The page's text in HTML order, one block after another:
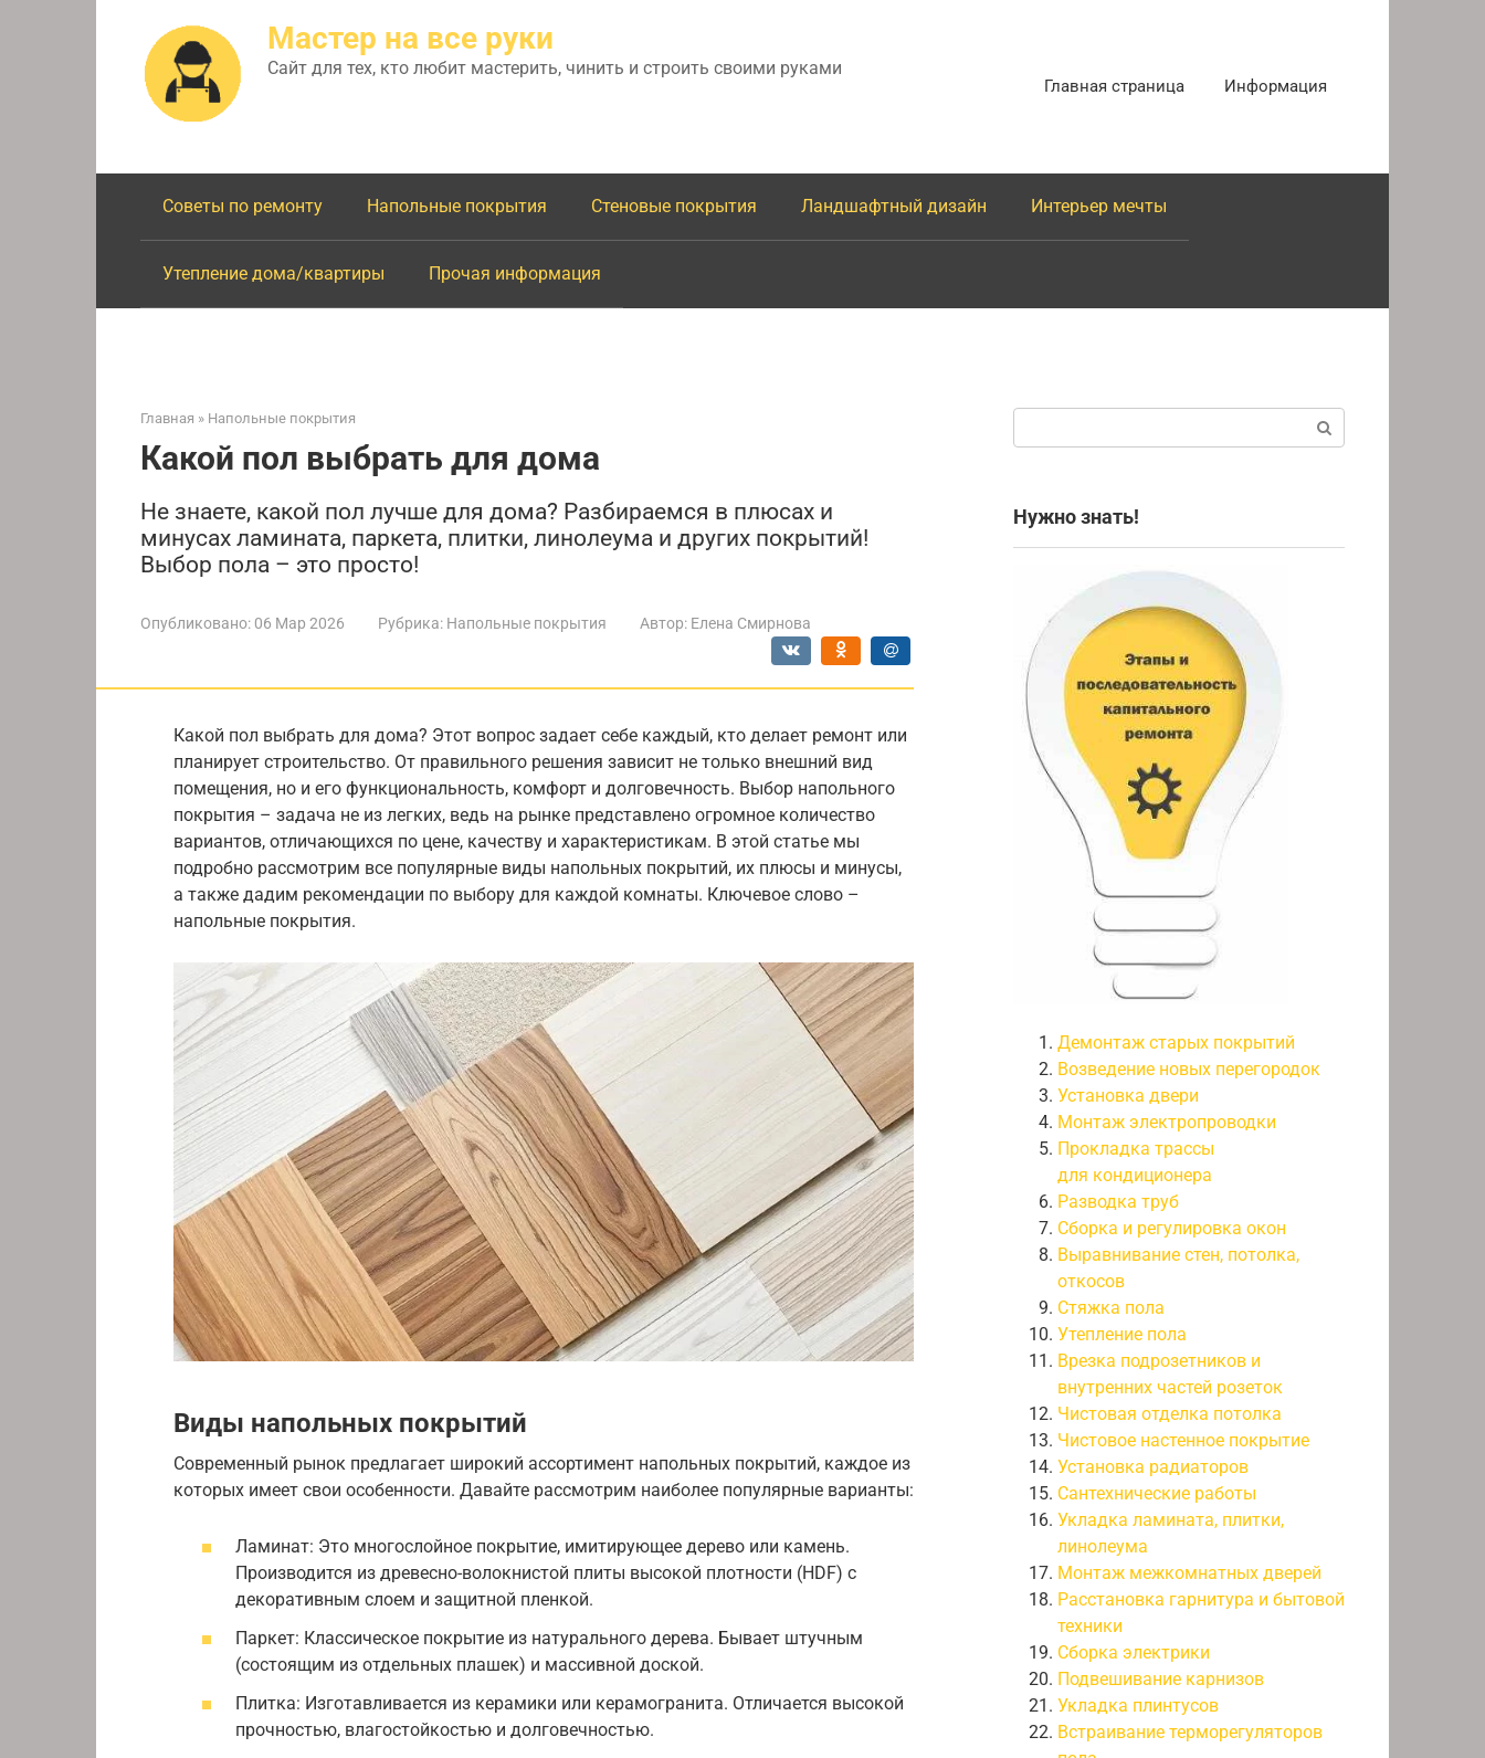
Мастер на все руки
Сайт для тех, кто любит мастерить, чинить и строить своими руками
Главная страница Информация
Советы по ремонту Напольные покрытия Стеновые покрытия Ландшафтный дизайн Интерьер мечты
Утепление дома/квартиры Прочая информация
Главная » Напольные покрытия
Какой пол выбрать для дома
Не знаете, какой пол лучше для дома? Разбираемся в плюсах и
минусах ламината, паркета, плитки, линолеума и других покрытий!
Выбор пола – это просто!
Опубликовано: 06 Мар 2026 Рубрика: Напольные покрытия Автор: Елена Смирнова
Какой пол выбрать для дома? Этот вопрос задает себе каждый, кто делает ремонт или
планирует строительство. От правильного решения зависит не только внешний вид
помещения, но и его функциональность, комфорт и долговечность. Выбор напольного
покрытия – задача не из легких, ведь на рынке представлено огромное количество
вариантов, отличающихся по цене, качеству и характеристикам. В этой статье мы
подробно рассмотрим все популярные виды напольных покрытий, их плюсы и минусы,
а также дадим рекомендации по выбору для каждой комнаты. Ключевое слово –
напольные покрытия.
Виды напольных покрытий
Современный рынок предлагает широкий ассортимент напольных покрытий, каждое из
которых имеет свои особенности. Давайте рассмотрим наиболее популярные варианты:
Ламинат: Это многослойное покрытие, имитирующее дерево или камень.
Производится из древесно-волокнистой плиты высокой плотности (HDF) с
декоративным слоем и защитной пленкой.
Паркет: Классическое покрытие из натурального дерева. Бывает штучным
(состоящим из отдельных плашек) и массивной доской.
Плитка: Изготавливается из керамики или керамогранита. Отличается высокой
прочностью, влагостойкостью и долговечностью.
Нужно знать!
Демонтаж старых покрытий
Возведение новых перегородок
Установка двери
Монтаж электропроводки
Прокладка трассы
для кондиционера
Разводка труб
Сборка и регулировка окон
Выравнивание стен, потолка,
откосов
Стяжка пола
Утепление пола
Врезка подрозетников и
внутренних частей розеток
Чистовая отделка потолка
Чистовое настенное покрытие
Установка радиаторов
Сантехнические работы
Укладка ламината, плитки,
линолеума
Монтаж межкомнатных дверей
Расстановка гарнитура и бытовой
техники
Сборка электрики
Подвешивание карнизов
Укладка плинтусов
Встраивание терморегуляторов